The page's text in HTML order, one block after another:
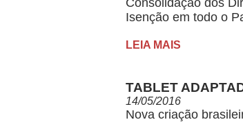
Consolidação dos
Isenção em todo o
LEIA MAIS
TABLET
14/05/2016
Nova criação